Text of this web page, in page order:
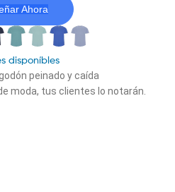
Ahora
disponíbles
peinado y caída
moda, tus clientes lo notarán.